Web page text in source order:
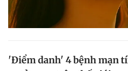
'Điểm danh' 4 bệnh mạn